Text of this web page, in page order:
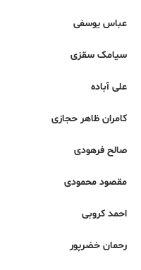
عباس یوسفی
سیامک سقزی
علی آباده
کامران ظاهر حجازی
صالح فرهودی
مقصود محمودی
احمد کروبی
رحمان خضرپور